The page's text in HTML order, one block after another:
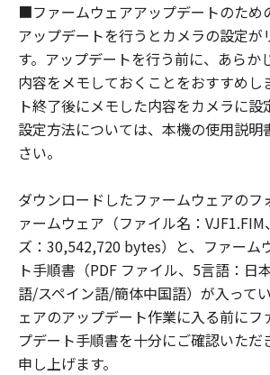
U.S. GOVERNMENT
NOTICE:
The Software is a
that term is defined at 48
(Oct 1995), consisting of
such terms are used in 48
(Sept 1995). Consistent with
12.212 and 48 C.F.R.
227.72024 (June 1995), all
Government End Users
Software with only those
herein. Manufacturer is
Shimomaruko 3-chome,
■ファームウェアアップデートのため
アップデートを行うとカメラの設定が
す。アップデートを行う前に、あらか
内容をメモしておくことをおすすめし
ト終了後にメモした内容をカメラに設
設定方法については、本機の使用説明
さい。
ダウンロードしたファームウェアのフ
ァームウェア（ファイル名：
ズ：30,542,720 bytes）と、ファーム
ト手順書（PDF ファイル、5言語：日
語/スペイン語/簡体中国語）が入って
ェアのアップデート作業に入る前にフ
プデート手順書を十分にご確認いただ
申し上げます。